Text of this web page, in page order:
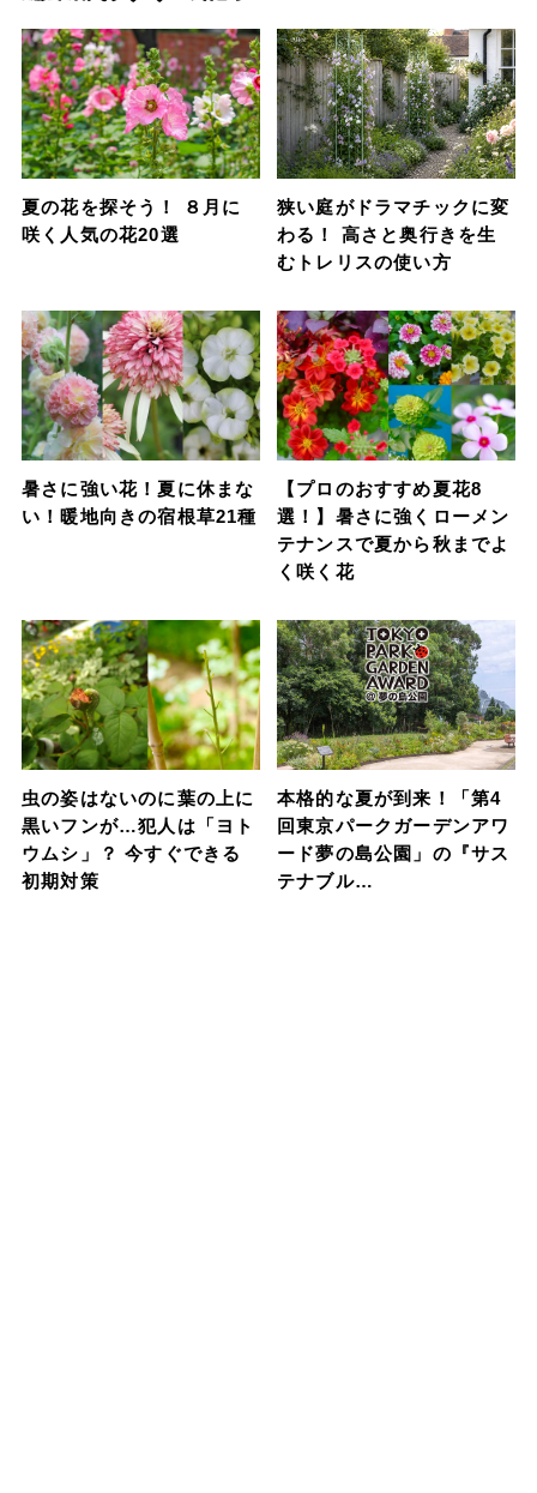
夏の花を探そう！ ８月に
咲く人気の花20選
狭い庭がドラマチックに変
わる！ 高さと奥行きを生
むトレリスの使い方
暑さに強い花！夏に休まな
い！暖地向きの宿根草21種
【プロのおすすめ夏花8
選！】暑さに強くローメン
テナンスで夏から秋までよ
く咲く花
虫の姿はないのに葉の上に
黒いフンが…犯人は「ヨト
ウムシ」？ 今すぐできる
初期対策
本格的な夏が到来！「第4
回東京パークガーデンアワ
ード夢の島公園」の『サス
テナブル…